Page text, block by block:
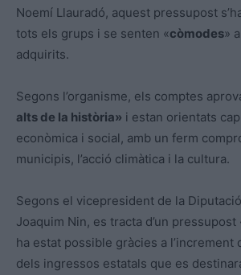
Noemí Llauradó, aquest pressupost
tots els grups i se senten «còmodes»
adquirits.
Segons l’organisme, els comptes
alts de la història» i estan orientats
econòmica i social, amb un ferm
municipis, l’acció climàtica i la cultura.
Segons el vicepresident de la
Joaquim Nin, es tracta d’un pressupost
ha estat possible gràcies a l’increment
dels ingressos estatals que es